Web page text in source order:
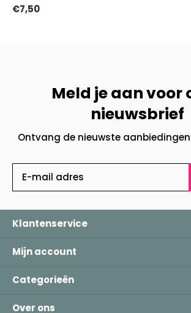
€7,50
Meld je aan voor
nieuwsbrief
Ontvang de nieuwste
Klantenservice
Mijn account
Categorieën
Over ons